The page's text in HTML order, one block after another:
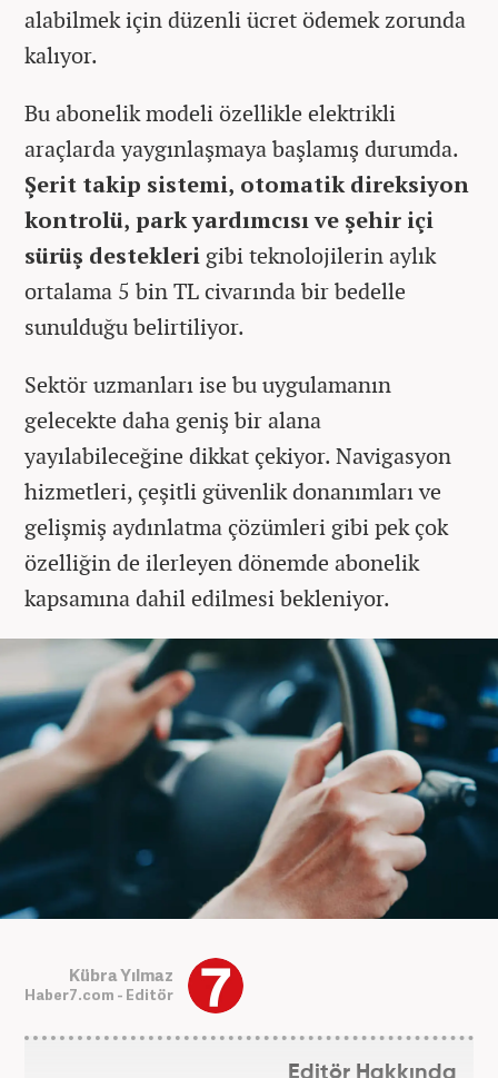
alabilmek için düzenli ücret ödemek zorunda
kalıyor.
Bu abonelik modeli özellikle elektrikli
araçlarda yaygınlaşmaya başlamış durumda.
Şerit takip sistemi, otomatik direksiyon
kontrolü, park yardımcısı ve şehir içi
sürüş destekleri gibi teknolojilerin aylık
ortalama 5 bin TL civarında bir bedelle
sunulduğu belirtiliyor.
Sektör uzmanları ise bu uygulamanın
gelecekte daha geniş bir alana
yayılabileceğine dikkat çekiyor. Navigasyon
hizmetleri, çeşitli güvenlik donanımları ve
gelişmiş aydınlatma çözümleri gibi pek çok
özelliğin de ilerleyen dönemde abonelik
kapsamına dahil edilmesi bekleniyor.
Kübra Yılmaz
Haber7.com - Editör
Editör Hakkında